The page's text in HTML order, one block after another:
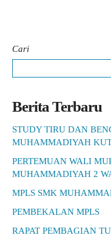
Cari
Berita Terbaru
STUDY TIRU DAN
MUHAMMADIYAH
PERTEMUAN WALI
MUHAMMADIYAH 2
MPLS SMK
PEMBEKALAN MPLS
RAPAT PEMBAGIAN